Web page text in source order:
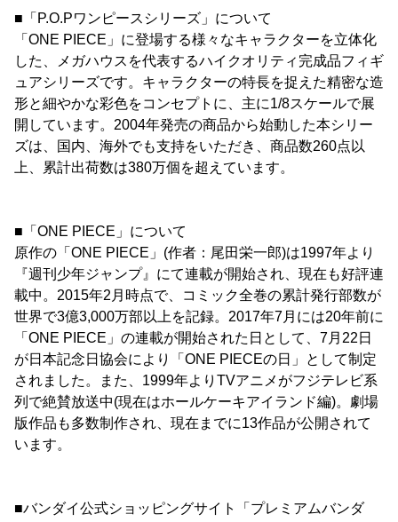
■「P.O.Pワンピースシリーズ」について
「ONE PIECE」に登場する様々なキャラクターを立体化
した、メガハウスを代表するハイクオリティ完成品フィギ
ュアシリーズです。キャラクターの特長を捉えた精密な造
形と細やかな彩色をコンセプトに、主に1/8スケールで展
開しています。2004年発売の商品から始動した本シリー
ズは、国内、海外でも支持をいただき、商品数260点以
上、累計出荷数は380万個を超えています。
■「ONE PIECE」について
原作の「ONE PIECE」(作者：尾田栄一郎)は1997年より
『週刊少年ジャンプ』にて連載が開始され、現在も好評連
載中。2015年2月時点で、コミック全巻の累計発行部数が
世界で3億3,000万部以上を記録。2017年7月には20年前に
「ONE PIECE」の連載が開始された日として、7月22日
が日本記念日協会により「ONE PIECEの日」として制定
されました。また、1999年よりTVアニメがフジテレビ系
列で絶賛放送中(現在はホールケーキアイランド編)。劇場
版作品も多数制作され、現在までに13作品が公開されて
います。
■バンダイ公式ショッピングサイト「プレミアムバンダ